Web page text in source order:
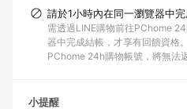
請於1小時內在同一瀏覽器中
需透過LINE購物前往PChome
器中完成結帳，才享有回饋資格
PChome 24h購物帳號，將無法
小提醒